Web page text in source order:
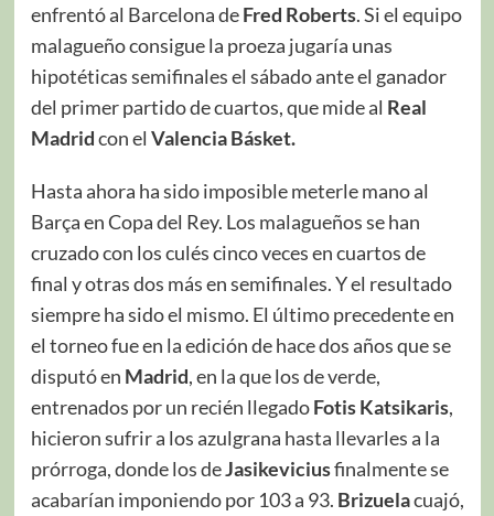
enfrentó al Barcelona deFred Roberts. Si el equipo
malagueño consigue la proeza jugaría unas
hipotéticas semifinales el sábado ante el ganador
del primer partido de cuartos, que mide al Real
Madridcon el Valencia Básket.
Hasta ahora ha sido imposible meterle mano al
Barça en Copa del Rey. Los malagueños se han
cruzado con los culés cinco veces en cuartos de
final y otras dos más en semifinales. Y el resultado
siempre ha sido el mismo. El último precedente en
el torneo fue en la edición de hace dos años que se
disputó en Madrid, en la que los de verde,
entrenados por un recién llegadoFotis Katsikaris,
hicieron sufrir a los azulgrana hasta llevarles a la
prórroga, donde los deJasikeviciusfinalmente se
acabarían imponiendo por 103 a 93. Brizuelacuajó,